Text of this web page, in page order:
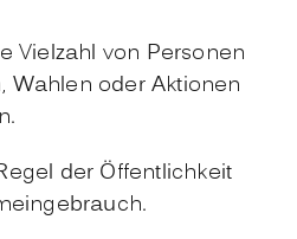
Vielzahl von Personen
Wahlen oder Aktionen
der Öffentlichkeit